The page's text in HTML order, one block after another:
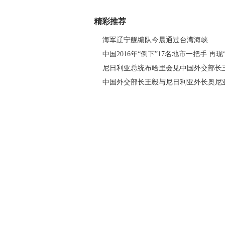
精彩推荐
海军辽宁舰编队今晨通过台湾海峡
中国2016年“倒下”17名地市一把手 再现
尼日利亚总统布哈里会见中国外交部长
中国外交部长王毅与尼日利亚外长奥尼